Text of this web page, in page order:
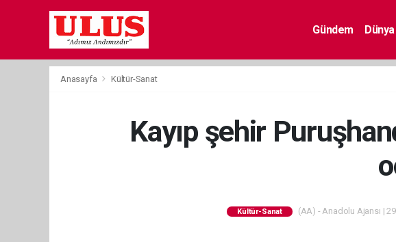
Gündem Dünya
Anasayfa Kültür-Sanat
Kayıp şehir
Kültür-Sanat (AA) - Anadolu Ajansı |